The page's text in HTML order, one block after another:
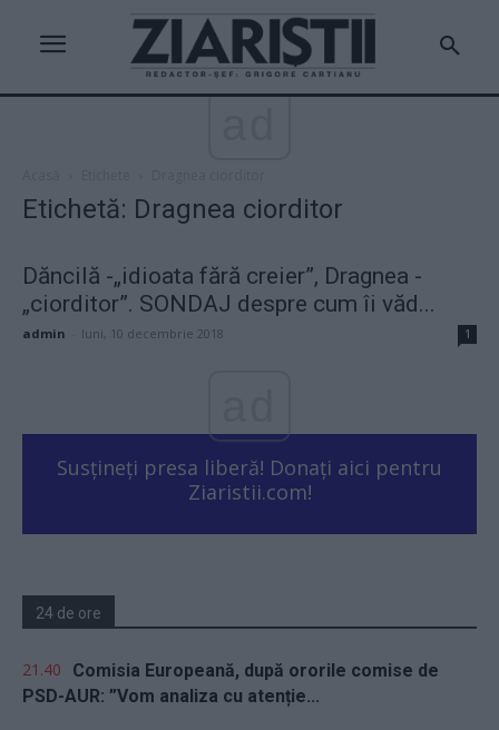
Etichetă: Dragnea ciorditor
Dăncilă -„idioata fără creier”, Dragnea -
„ciorditor”. SONDAJ despre cum îi văd...
admin luni, 10 decembrie 2018 1
Susțineți presa liberă! Donați aici pentru
Ziaristii.com!
24 de ore
21.40
Comisia Europeană, după ororile comise de
PSD-AUR: ”Vom analiza cu atenție...